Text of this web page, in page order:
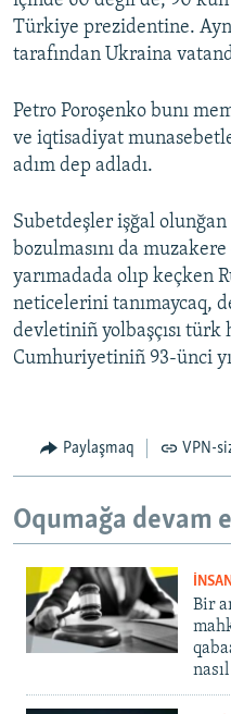
Türkiye prezidentine.
tarafından Ukraina
Petro Poroşenko bunı
ve iqtisadiyat
adım dep adladı.
Subetdeşler işğal olunğan
bozulmasını da
yarımadada olıp keçken
neticelerini tanımaycaq,
devletiniñ yolbaşçısı türk
Cumhuriyetiniñ 93-ünci
Paylaşmaq VPN-
Oqumağa devam
Bir